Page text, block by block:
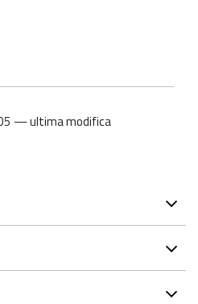
—ultima modifica